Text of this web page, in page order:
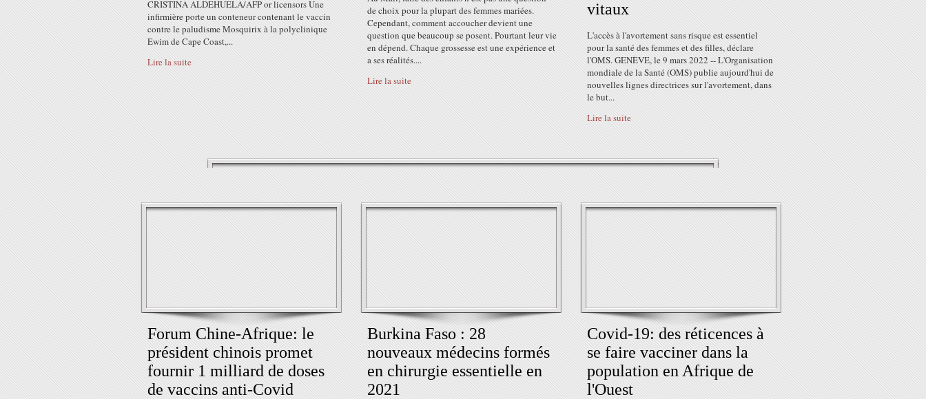
CRISTINA ALDEHUELA/AFP or licensors Une
infirmière porte un conteneur contenant le vaccin
contre le paludisme Mosquirix à la polyclinique
Ewim de Cape Coast,...
Lire la suite
de choix pour la plupart des femmes mariées.
Cependant, comment accoucher devient une
question que beaucoup se posent. Pourtant leur vie
en dépend. Chaque grossesse est une expérience et
a ses réalités....
Lire la suite
vitaux
L'accès à l'avortement sans risque est essentiel
pour la santé des femmes et des filles, déclare
l'OMS. GENÈVE, le 9 mars 2022 -- L'Organisation
mondiale de la Santé (OMS) publie aujourd'hui de
nouvelles lignes directrices sur l'avortement, dans
le but...
Lire la suite
Forum Chine-Afrique: le
président chinois promet
fournir 1 milliard de doses
de vaccins anti-Covid
Burkina Faso : 28
nouveaux médecins formés
en chirurgie essentielle en
2021
Covid-19: des réticences à
se faire vacciner dans la
population en Afrique de
l'Ouest